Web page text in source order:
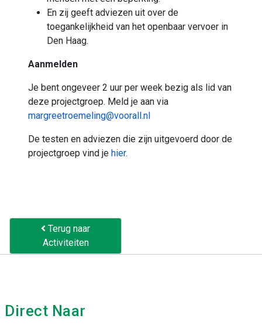
En zij geeft adviezen uit over de
toegankelijkheid van het openbaar vervoer in
Den Haag.
Aanmelden
Je bent ongeveer 2 uur per week bezig als lid van
deze projectgroep. Meld je aan via
margreetroemeling@voorall.nl
De testen en adviezen die zijn uitgevoerd door de
projectgroep vind je hier.
Terug naar
Activiteiten
Direct Naar